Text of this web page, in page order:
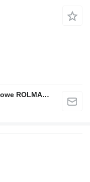
Przedsiębiorstwo Produkcyjno-Handlowe ROLMAPOL Marcin Dziekan